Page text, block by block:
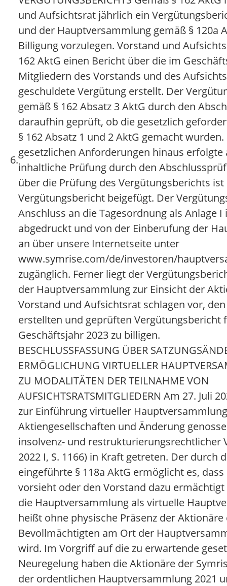
6.
und Aufsichtsrat jährlich ein
und der Hauptversammlung gemäß § 120a
Billigung vorzulegen. Vorstand und
162 AktG einen Bericht über die im
Mitgliedern des Vorstands und des
geschuldete Vergütung erstellt. Der
gemäß § 162 Absatz 3 AktG durch den
daraufhin geprüft, ob die gesetzlich
§ 162 Absatz 1 und 2 AktG gemacht
gesetzlichen Anforderungen hinaus erfolgte
inhaltliche Prüfung durch den
über die Prüfung des Vergütungsberichts
Vergütungsbericht beigefügt. Der
Anschluss an die Tagesordnung als Anlage
abgedruckt und von der Einberufung der
an über unsere Internetseite unter
www.symrise.com/de/investoren/
zugänglich. Ferner liegt der
der Hauptversammlung zur Einsicht der
Vorstand und Aufsichtsrat schlagen vor,
erstellten und geprüften Vergütungsbericht
Geschäftsjahr 2023 zu billigen.
BESCHLUSSFASSUNG ÜBER
ERMÖGLICHUNG VIRTUELLER
ZU MODALITÄTEN DER TEILNAHME VON
AUFSICHTSRATSMITGLIEDERN Am 27. Juli
zur Einführung virtueller
Aktiengesellschaften und Änderung
insolvenz- und restrukturierungsrechtlicher
2022 I, S. 1166) in Kraft getreten. Der durch
eingeführte § 118a AktG ermöglicht es, dass
vorsieht oder den Vorstand dazu ermächtigt
die Hauptversammlung als virtuelle
heißt ohne physische Präsenz der
Bevollmächtigten am Ort der
wird. Im Vorgriff auf die zu erwartende
Neuregelung haben die Aktionäre der
der ordentlichen Hauptversammlung 2021